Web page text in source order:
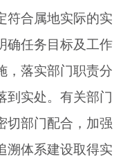
符合属地实际的实
确任务目标及工作
，落实部门职责分
到实处。有关部门
切部门配合，加强
溯体系建设取得实